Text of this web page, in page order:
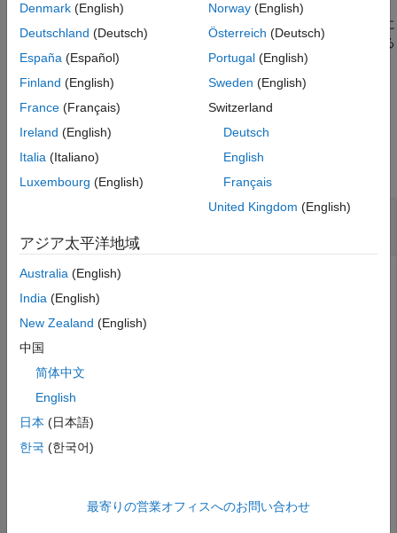
出力引数
バージョン履歴
Inport
ブロックから発生する信号に
は適用されません。ルートレベルの
ブロックから発生する
信号については、
を参照してください。
例
ブロックの出力信号に対して構成されたストレ
モデルConfigurationRapidPrototypingInterface
モデル コード マッピングから、Lookup Table ブロック
名前を取得します。関数
出力信号へのハンドルを取得します。
します。
openExample(
lut1_outPort = lut1_ports.Outport;
addSignal(cm, lut1_outPort);
Denmark (English)
Deutschland (Deutsch)
España (Español)
Finland (English)
France (Français)
Ireland (English)
Italia (Italiano)
Luxembourg (English)
Norway(English)
Österreich (Deutsch)
Portugal(English)
Sweden (English)
Switzerland
Deutsch
English
Français
United Kingdom (English)
アジア太平洋地域
Australia (English)
India (English)
New Zealand (English)
中国
简体中文
English
日本 (日本語)
한국 (한국어)
最寄りの営業オフィスへのお問い合わせ